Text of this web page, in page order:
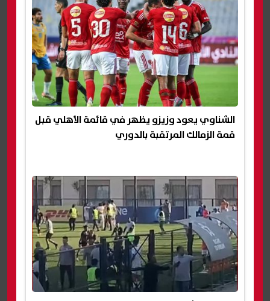
الشناوي يعود وزيزو يظهر في قائمة الأهلي قبل
قمة الزمالك المرتقبة بالدوري